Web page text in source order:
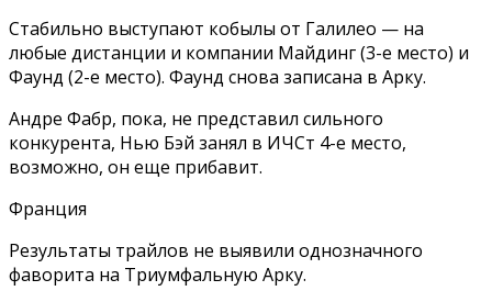
Стабильно выступают кобылы от Галилео — на
любые дистанции и компании Майдинг (3-е место) и
Фаунд (2-е место). Фаунд снова записана в Арку.
Андре Фабр, пока, не представил сильного
конкурента, Нью Бэй занял в ИЧСт 4-е место,
возможно, он еще прибавит.
Франция
Результаты трайлов не выявили однозначного
фаворита на Триумфальную Арку.